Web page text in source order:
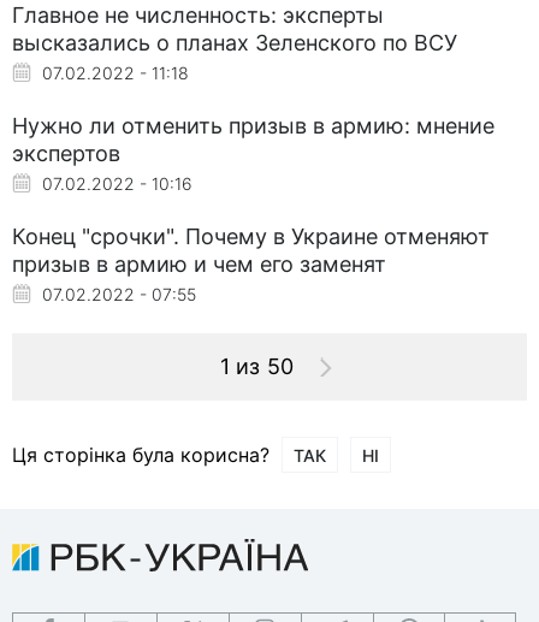
Главное не численность: эксперты
высказались о планах Зеленского по ВСУ
07.02.2022 - 11:18
Нужно ли отменить призыв в армию: мнение
экспертов
07.02.2022 - 10:16
Конец "срочки". Почему в Украине отменяют
призыв в армию и чем его заменят
07.02.2022 - 07:55
1 из 50
Ця сторінка була корисна? ТАК НІ